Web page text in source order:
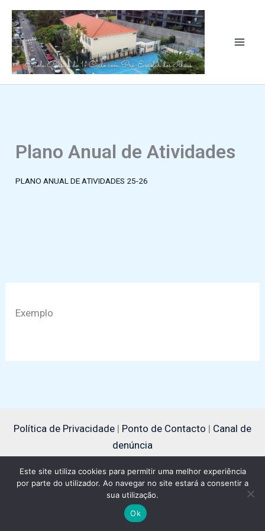
Skip
content
Plano Anual de Atividades
PLANO ANUAL DE ATIVIDADES 25-26
Exemplo
Política de Privacidade | Ponto de Contacto | Canal de
denúncia
Copyright © 2026 | Powered byAstra WordPress Theme
Este site utiliza cookies para permitir uma melhor experiência
por parte do utilizador. Ao navegar no site estará a consentir a
sua utilização.
Ok